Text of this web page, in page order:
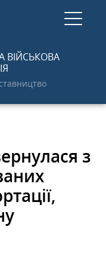
ВІЙСЬКОВА
з